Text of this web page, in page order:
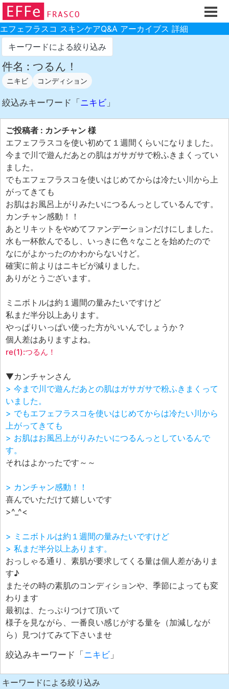
ホーム
ご注文フォーム
初回割引
製品のご案内
お買い物ガイド
スキンケアQ&Aアーカイブス
製品レビュー
スキンケア基礎講座
コスメ辞典 化粧品成分検索
ご購入履歴
ご登録情報
ご紹介(アフェリエイト)制度
エフェ研究所について
お問い合わせフォーム
エフェフラスコ スキンケアQ&A アーカイブス 詳細
キーワードによる絞り込み
件名 : つるん！
ニキビ コンディション
絞込みキーワード「 ニキビ 」
ご投稿者 : カンチャン 様
エフェフラスコを使い初めて１週間くらいになりました。
今まで川で遊んだあとの肌はガサガサで粉ふきまくってい
ました。
でもエフェフラスコを使いはじめてからは冷たい川から上
がってきても
お肌はお風呂上がりみたいにつるんっとしているんです。
カンチャン感動！！
あとリキットをやめてファンデーションだけにしました。
水も一杯飲んでるし、いっきに色々なことを始めたので
なにがよかったのかわからないけど。
確実に前よりはニキビが減りました。
ありがとうございます。
ミニボトルは約１週間の量みたいですけど
私まだ半分以上あります。
やっぱりいっぱい使った方がいいんでしょうか？
個人差はありますよね。
re(1):つるん！
▼カンチャンさん
> 今まで川で遊んだあとの肌はガサガサで粉ふきまくって
いました。
> でもエフェフラスコを使いはじめてからは冷たい川から
上がってきても
> お肌はお風呂上がりみたいにつるんっとしているんで
す。
それはよかったです～～
> カンチャン感動！！
喜んでいただけて嬉しいです
>^_^<
> ミニボトルは約１週間の量みたいですけど
> 私まだ半分以上あります。
おっしゃる通り、素肌が要求してくる量は個人差がありま
す♪
またその時の素肌のコンディションや、季節によっても変
わります
最初は、たっぷりつけて頂いて
様子を見ながら、一番良い感じがする量を（加減しなが
ら）見つけてみて下さいませ
絞込みキーワード「 ニキビ 」
キーワードによる絞り込み